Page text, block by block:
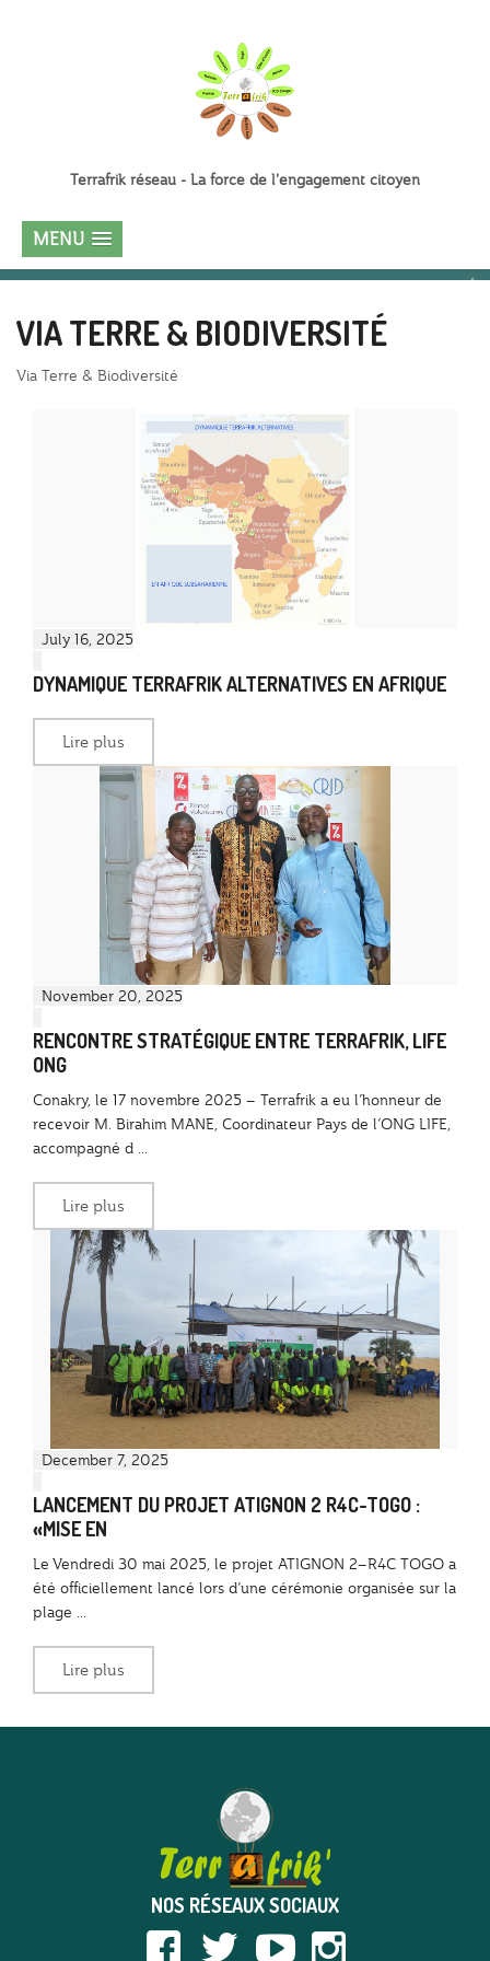
Terrafrik réseau - La force de l'engagement citoyen
MENU
VIA TERRE & BIODIVERSITÉ
Via Terre & Biodiversité
July 16, 2025
DYNAMIQUE TERRAFRIK ALTERNATIVES EN AFRIQUE
Lire plus
November 20, 2025
RENCONTRE STRATÉGIQUE ENTRE TERRAFRIK, LIFE
ONG
Conakry, le 17 novembre 2025 – Terrafrik a eu l’honneur de
recevoir M. Birahim MANE, Coordinateur Pays de l’ONG LIFE,
accompagné d ...
Lire plus
December 7, 2025
LANCEMENT DU PROJET ATIGNON 2 R4C-TOGO :
«MISE EN
Le Vendredi 30 mai 2025, le projet ATIGNON 2–R4C TOGO a
été officiellement lancé lors d’une cérémonie organisée sur la
plage ...
Lire plus
NOS RÉSEAUX SOCIAUX